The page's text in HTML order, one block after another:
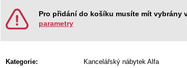
Pro přidání do košíku musíte mít vybrány
parametry
Kategorie:
Kancelářský nábytek Alfa